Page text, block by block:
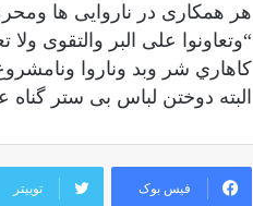
هر همکاری در ناروایی ها
“وتعاونوا على البر والتقوى
كاهاري شر وبد وناروا
البته دوختن لباس بی ستر
فیس بوک توییتر